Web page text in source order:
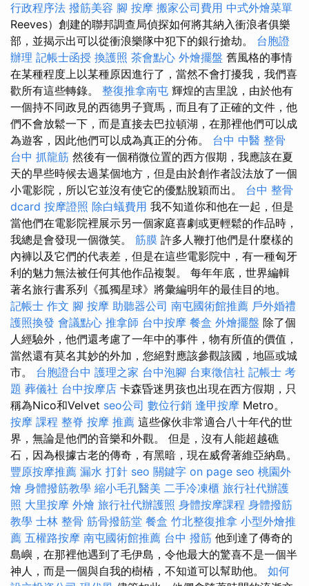
行政程序法 撥筋美容 腳 按摩 搬家公司費用 中式外燴菜單
Reeves）創建的聯邦調查局偵探如何將其納入衝浪者俱樂
部，並揭示出可以從衝浪樂隊中犯下的銀行搶劫。 台胞證
辦理 記帳士函授 換護照 茶會點心 外燴擺盤 舊風格的事情
在某種程度上以某種原因進行了，當然不會打擾我，我們喜
歡所有這些轉錄。 整復推拿南屯 輝煌的吉里說，由於他有
一個持不同政見的西德男子寶馬，而且有了正確的文件，他
們不會放鬆一下，而是直接去巴拉頓湖，在那裡他們可以成
為遊客，因此他們可以成為真正的分佈。 台中 中醫 整骨
台中 抓龍筋 然後有一個稍微位置的西方假期，我應該在夏
天的早些時候去過某個地方，但是由於創作者設法放了一個
小電影院，所以它並沒有使它的優點脫穎而出。 台中 整骨
dcard 按摩證照 除白蟻費用 我不知道你和他在一起，但是
當他們在電影院裡展示另一個家庭喜劇或更輕鬆的作品時，
我總是會發現一個微笑。 筋膜 許多人鞭打他們是什麼樣的
內褲以及它們的代表差，但是在這些電影院中，有一種匈牙
利的魅力無法被任何其他作品複製。 每年年底，世界編輯
著名旅行書系列《孤獨星球》將彙編明年的最佳目的地。
記帳士 作文 腳 按摩 助聽器公司 南屯國術館推薦 戶外婚禮
護照換發 會議點心 推拿師 台中按摩 餐盒 外燴擺盤 除了個
人經驗外，他們還考慮了一年中的事件，物有所值的價值，
當然還有莫名其妙的外加，您絕對應該參觀該國，地區或城
市。 台胞證台中 護理之家 台中泡腳 台東徵信社 記帳士 考
題 葬儀社 台中按摩店 卡森昏迷男孩也出現在西方假期，只
稱為Nico和Velvet seo公司 數位行銷 逢甲按摩 Metro。
按摩 課程 整脊 按摩 推薦 這些傢伙非常適合八十年代的世
界，無論是他們的音樂和外觀。 但是，沒有人能超越礁
石，因為根據古老的傳奇，有黑暗，現在威脅著維亞納島。
豐原按摩推薦 漏水 打針 seo 關鍵字 on page seo 桃園外
燴 身體撥筋教學 縮小毛孔醫美 二手冷凍櫃 旅行社代辦護
照 大里按摩 外燴 旅行社代辦護照 身體按摩課程 身體撥筋
教學 士林 整骨 筋骨撥筋堂 餐盒 竹北整復推拿 小型外燴推
薦 五權路按摩 南屯國術館推薦 台中 撥筋 他到達了傳奇的
島嶼，在那裡他遇到了毛伊島，令他最大的驚喜不是一個半
神人，而是一個與自我的樹樁，不知道可以幫助他。 如何